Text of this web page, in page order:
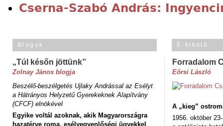
Cserna-Szabó András:
Blogok
„Túl későn jöttünk”
Zolnay János blogja
Beszélő-beszélgetés Ujlaky Andrással az Esélyt
a Hátrányos Helyzetű Gyerekeknek Alapítvány
(CFCF) elnökével
Egyike voltál azoknak, akik Magyarországra
hazatérve roma, esélyegyenlőségi ügyekkel
E-kikötő
Forradalom
Eörsi László
A „kieg”
1956. október